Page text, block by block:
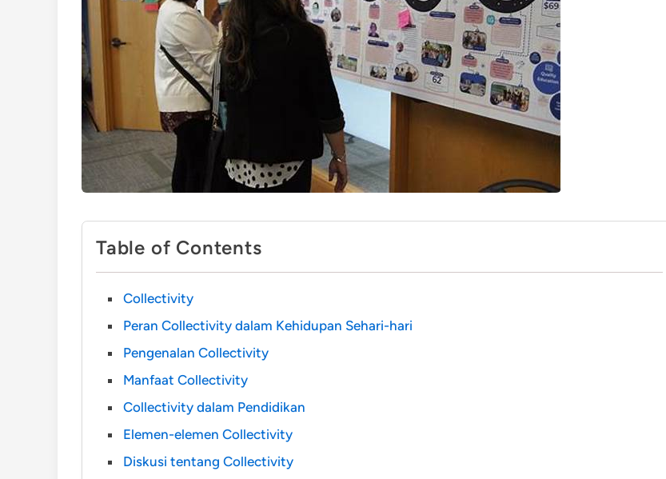
Table of Contents
Collectivity
Peran Collectivity dalam Kehidupan Sehari-hari
Pengenalan Collectivity
Manfaat Collectivity
Collectivity dalam Pendidikan
Elemen-elemen Collectivity
Diskusi tentang Collectivity